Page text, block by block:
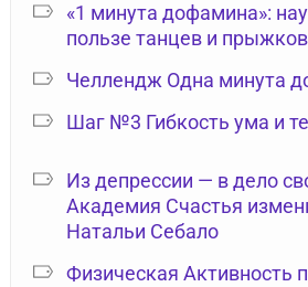
«1 минута дофамина»:
пользе танцев и прыжков
Челлендж Одна минута
Шаг №3 Гибкость ума и
Из депрессии — в дело
Академия Счастья
Натальи Себало
Физическая Активность